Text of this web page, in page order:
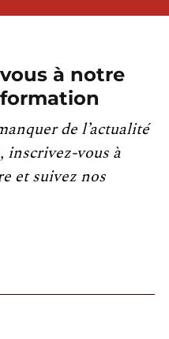
à notre
de l’actualité
inscrivez-vous à
et suivez nos